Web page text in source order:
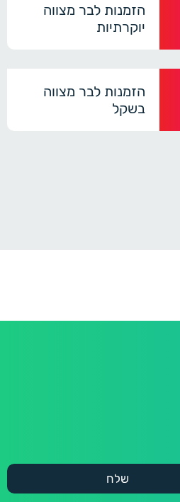
הזמנות לבר מצווה
יוקרתיות
הזמנות לבר מצווה
בשקל